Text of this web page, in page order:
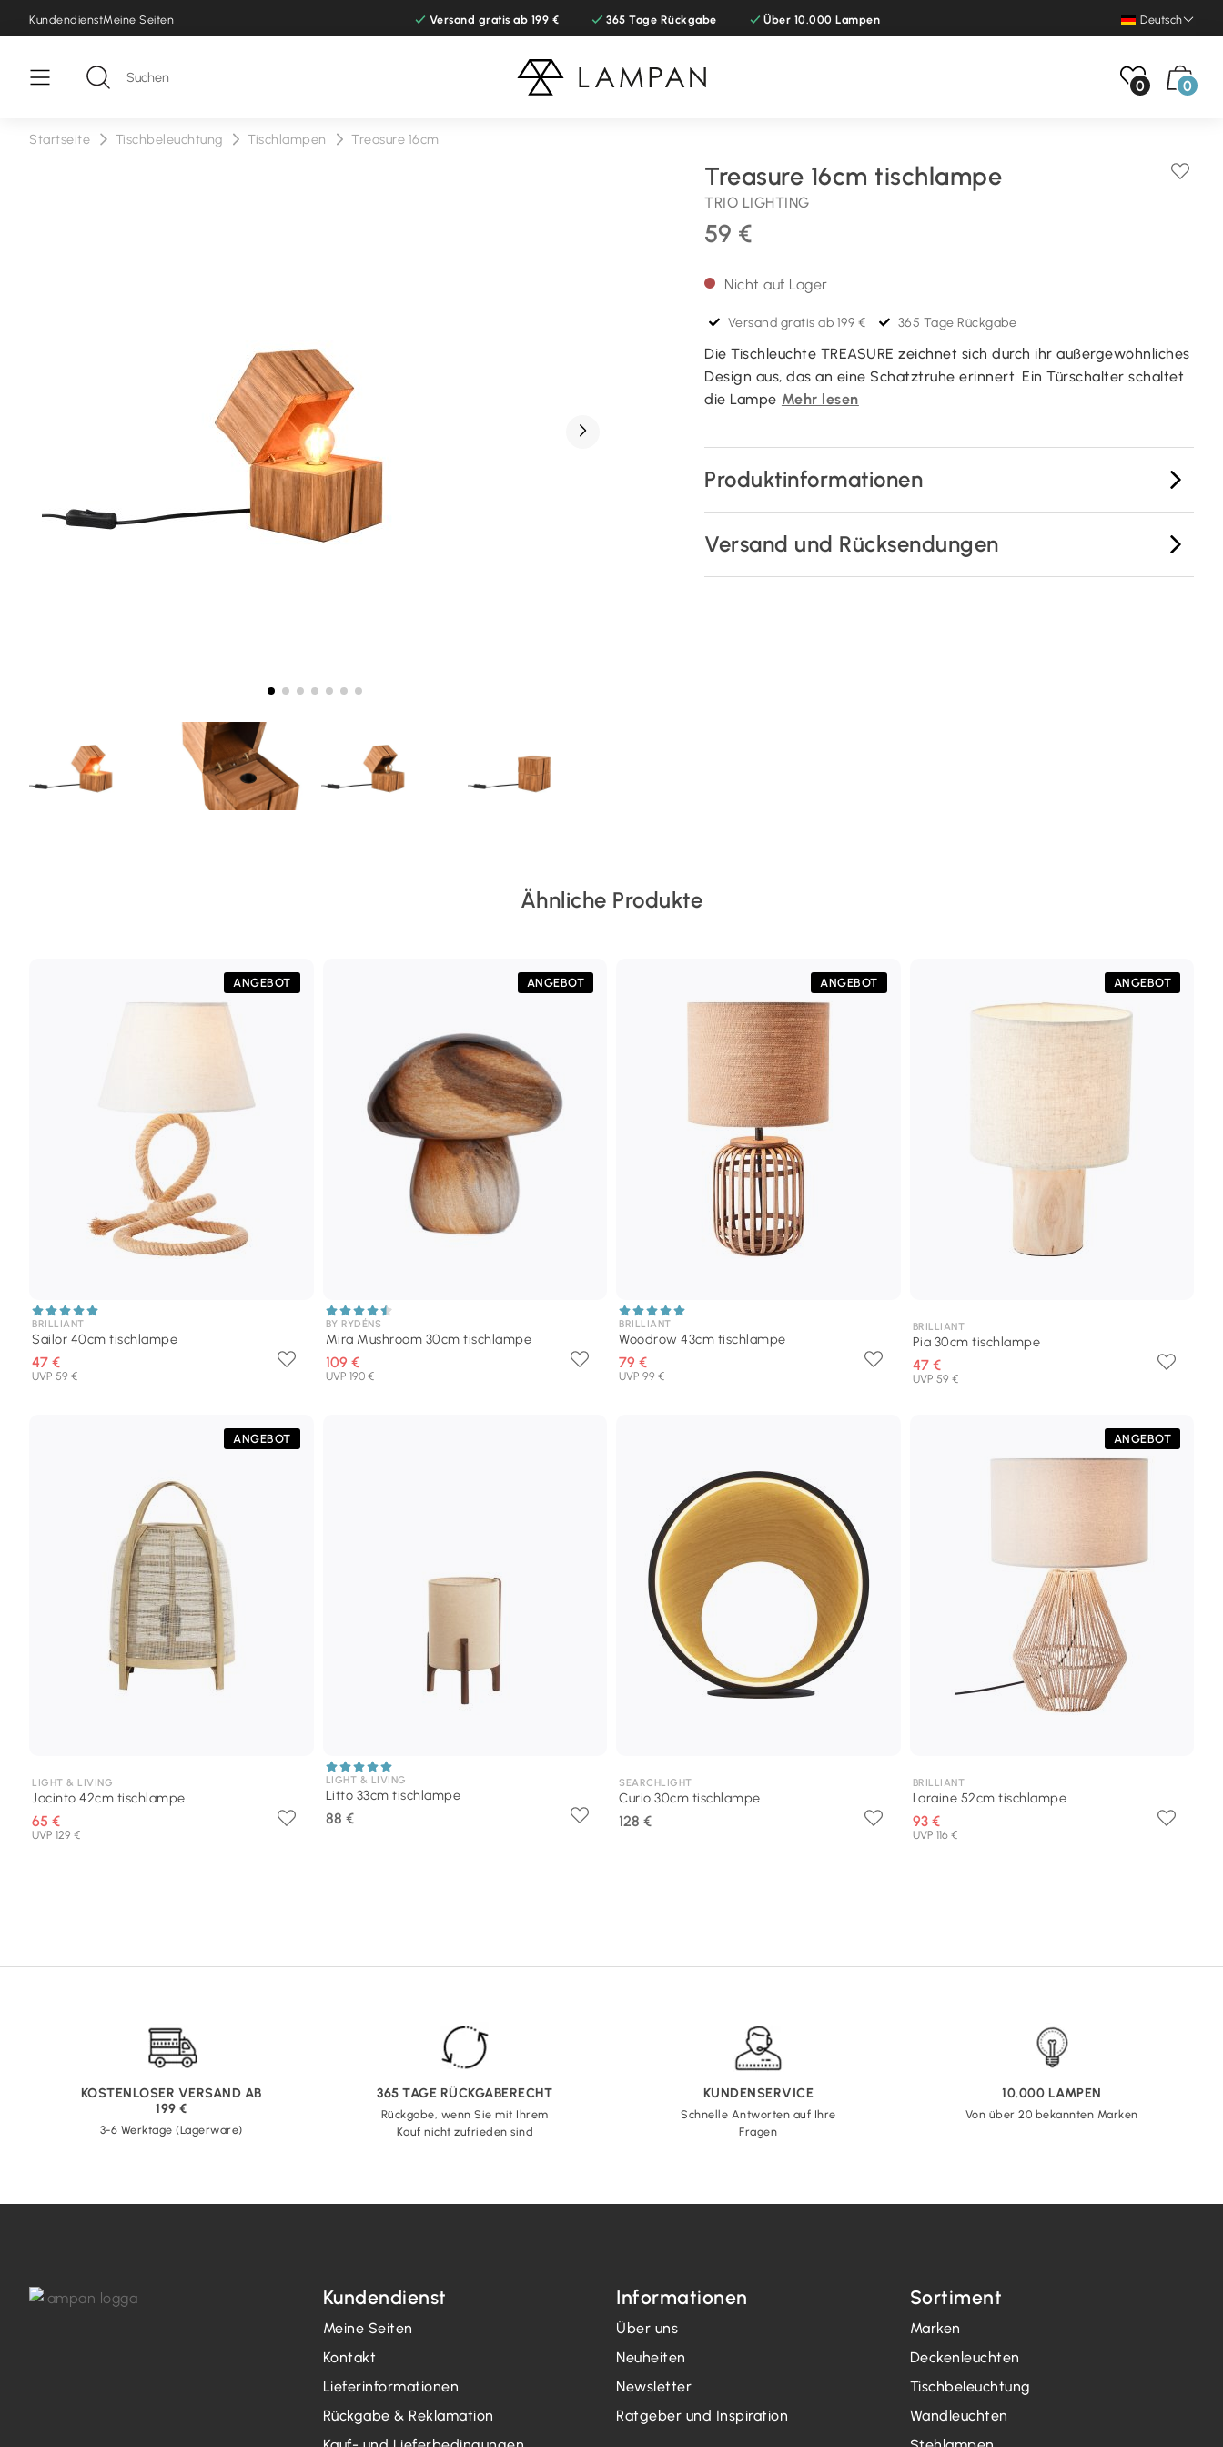
KundendienstMeine Seiten Versand gratis ab 199 € 365 Tage Rückgabe Über 10.000 Lampen Deutsch
0 0
Startseite Tischbeleuchtung Tischlampen Treasure 16cm
Treasure 16cm tischlampe
TRIO LIGHTING
59 €
Nicht auf Lager
Versand gratis ab 199 € 365 Tage Rückgabe
Die Tischleuchte TREASURE zeichnet sich durch ihr außergewöhnliches
Design aus, das an eine Schatztruhe erinnert. Ein Türschalter schaltet
die Lampe Mehr lesen
Produktinformationen
Versand und Rücksendungen
Ähnliche Produkte
ANGEBOT
BRILLIANT
Sailor 40cm tischlampe
47 €
UVP 59 €
ANGEBOT
BY RYDÉNS
Mira Mushroom 30cm tischlampe
109 €
UVP 190 €
ANGEBOT
BRILLIANT
Woodrow 43cm tischlampe
79 €
UVP 99 €
ANGEBOT
BRILLIANT
Pia 30cm tischlampe
47 €
UVP 59 €
ANGEBOT
LIGHT & LIVING
Jacinto 42cm tischlampe
65 €
UVP 129 €
LIGHT & LIVING
Litto 33cm tischlampe
88 €
SEARCHLIGHT
Curio 30cm tischlampe
128 €
ANGEBOT
BRILLIANT
Laraine 52cm tischlampe
93 €
UVP 116 €
KOSTENLOSER VERSAND AB
199 €
3-6 Werktage (Lagerware)
365 TAGE RÜCKGABERECHT
Rückgabe, wenn Sie mit Ihrem
Kauf nicht zufrieden sind
KUNDENSERVICE
Schnelle Antworten auf Ihre
Fragen
10.000 LAMPEN
Von über 20 bekannten Marken
Kundendienst
Meine Seiten
Kontakt
Lieferinformationen
Rückgabe & Reklamation
Informationen
Über uns
Neuheiten
Newsletter
Ratgeber und Inspiration
Sortiment
Marken
Deckenleuchten
Tischbeleuchtung
Wandleuchten